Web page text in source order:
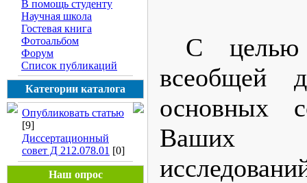
В помощь студенту
Научная школа
Гостевая книга
Фотоальбом
Форум
Список публикаций
Категории каталога
Опубликовать статью
[9]
Диссертационный
совет Д 212.078.01 [0]
Наш опрос
С целью
всеобщей
основных
Ваших